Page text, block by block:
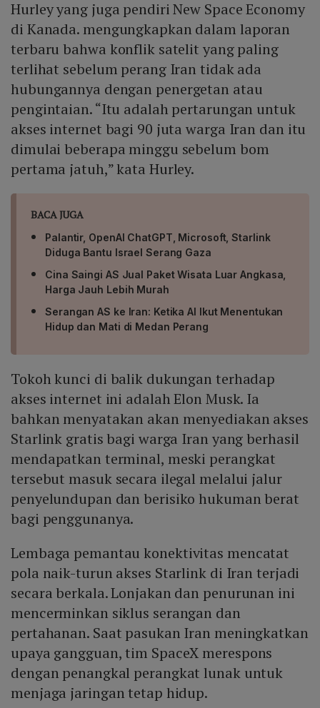
Hurley yang juga pendiri New Space Economy
di Kanada. mengungkapkan dalam laporan
terbaru bahwa konflik satelit yang paling
terlihat sebelum perang Iran tidak ada
hubungannya dengan penergetan atau
pengintaian. “Itu adalah pertarungan untuk
akses internet bagi 90 juta warga Iran dan itu
dimulai beberapa minggu sebelum bom
pertama jatuh,” kata Hurley.
BACA JUGA
Palantir, OpenAI ChatGPT, Microsoft, Starlink
Diduga Bantu Israel Serang Gaza
Cina Saingi AS Jual Paket Wisata Luar Angkasa,
Harga Jauh Lebih Murah
Serangan AS ke Iran: Ketika AI Ikut Menentukan
Hidup dan Mati di Medan Perang
Tokoh kunci di balik dukungan terhadap
akses internet ini adalah Elon Musk. Ia
bahkan menyatakan akan menyediakan akses
Starlink gratis bagi warga Iran yang berhasil
mendapatkan terminal, meski perangkat
tersebut masuk secara ilegal melalui jalur
penyelundupan dan berisiko hukuman berat
bagi penggunanya.
Lembaga pemantau konektivitas mencatat
pola naik-turun akses Starlink di Iran terjadi
secara berkala. Lonjakan dan penurunan ini
mencerminkan siklus serangan dan
pertahanan. Saat pasukan Iran meningkatkan
upaya gangguan, tim SpaceX merespons
dengan penangkal perangkat lunak untuk
menjaga jaringan tetap hidup.